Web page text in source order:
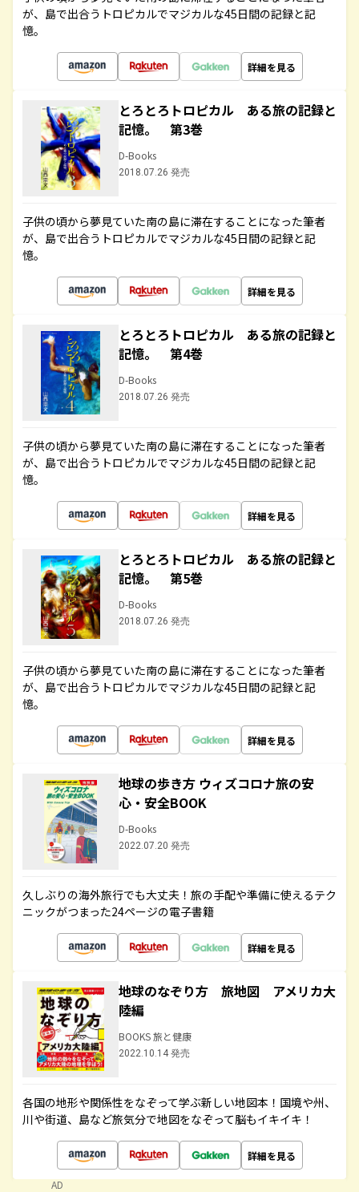
が、島で出合うトロピカルでマジカルな45日間の記録と記
憶。
詳細を見る
とろとろトロピカル ある旅の記録と
記憶。 第3巻
D-Books
2018.07.26 発売
子供の頃から夢見ていた南の島に滞在することになった筆者
が、島で出合うトロピカルでマジカルな45日間の記録と記
憶。
詳細を見る
とろとろトロピカル ある旅の記録と
記憶。 第4巻
D-Books
2018.07.26 発売
子供の頃から夢見ていた南の島に滞在することになった筆者
が、島で出合うトロピカルでマジカルな45日間の記録と記
憶。
詳細を見る
とろとろトロピカル ある旅の記録と
記憶。 第5巻
D-Books
2018.07.26 発売
子供の頃から夢見ていた南の島に滞在することになった筆者
が、島で出合うトロピカルでマジカルな45日間の記録と記
憶。
詳細を見る
地球の歩き方 ウィズコロナ旅の安
心・安全BOOK
D-Books
2022.07.20 発売
久しぶりの海外旅行でも大丈夫！旅の手配や準備に使えるテク
ニックがつまった24ページの電子書籍
詳細を見る
地球のなぞり方 旅地図 アメリカ大
陸編
BOOKS 旅と健康
2022.10.14 発売
各国の地形や関係性をなぞって学ぶ新しい地図本！国境や州、
川や街道、島など旅気分で地図をなぞって脳もイキイキ！
詳細を見る
AD